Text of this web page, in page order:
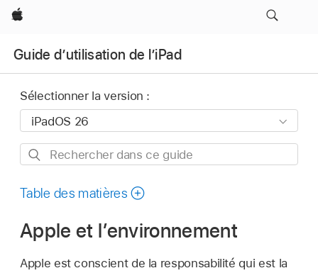
Apple
Guide d’utilisation de l’iPad
Sélectionner la version :
Rechercher
ce
Table des matières
Apple et l’environnement
Apple est conscient de la responsabilité qui est la